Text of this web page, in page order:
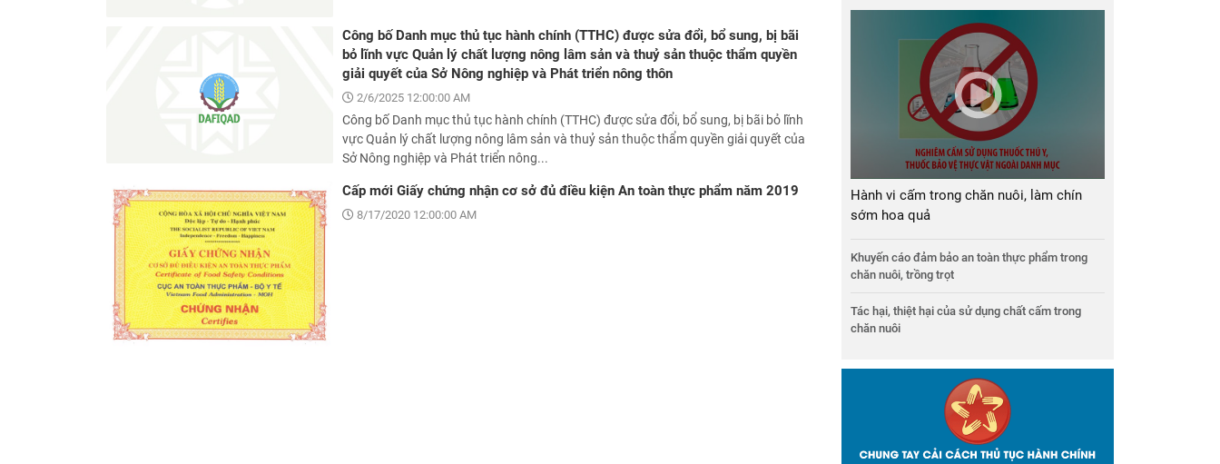
Công bố Danh mục thủ tục hành chính (TTHC) được sửa đổi, bổ sung, bị bãi
bỏ lĩnh vực Quản lý chất lượng nông lâm sản và thuỷ sản thuộc thẩm quyền
giải quyết của Sở Nông nghiệp và Phát triển nông thôn
2/6/2025 12:00:00 AM
Công bố Danh mục thủ tục hành chính (TTHC) được sửa đổi, bổ sung, bị bãi bỏ lĩnh
vực Quản lý chất lượng nông lâm sản và thuỷ sản thuộc thẩm quyền giải quyết của
Sở Nông nghiệp và Phát triển nông...
Cấp mới Giấy chứng nhận cơ sở đủ điều kiện An toàn thực phẩm năm 2019
8/17/2020 12:00:00 AM
Hành vi cấm trong chăn nuôi, làm chín
sớm hoa quả
Khuyến cáo đảm bảo an toàn thực phẩm trong
chăn nuôi, trồng trọt
Tác hại, thiệt hại của sử dụng chất cấm trong
chăn nuôi